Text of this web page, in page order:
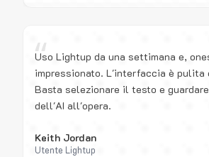
“
Uso Lightup da una settimana e,
impressionato. L'interfaccia è pulita
Basta selezionare il testo e
dell'AI all'opera.
Keith Jordan
Utente Lightup